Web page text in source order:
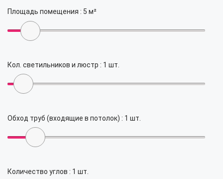
Площадь помещения : 5 м²
Кол. светильников и люстр : 1 шт.
Обход труб (входящие в потолок) : 1 шт.
Количество углов : 1 шт.